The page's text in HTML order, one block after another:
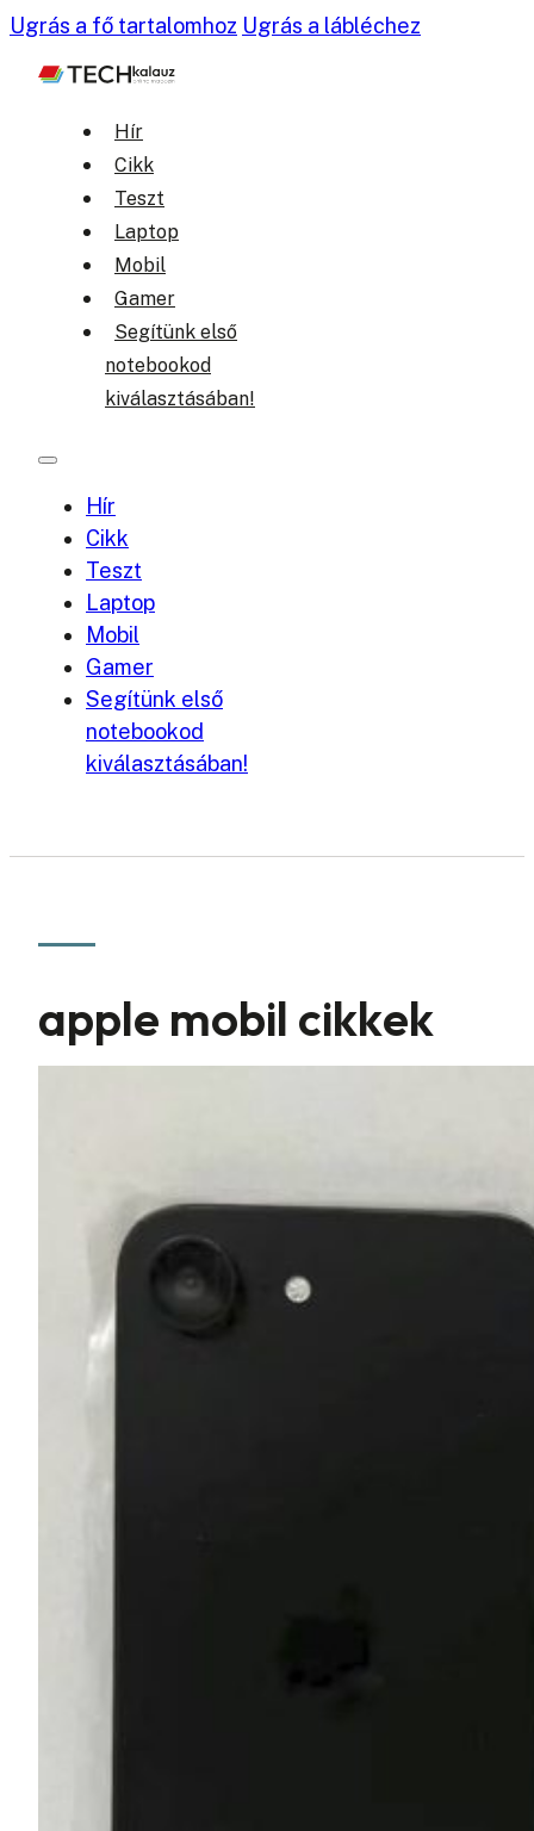
Ugrás a fő tartalomhoz Ugrás a lábléchez
Hír
Cikk
Teszt
Laptop
Mobil
Gamer
Segítünk első
notebookod
kiválasztásában!
Hír
Cikk
Teszt
Laptop
Mobil
Gamer
Segítünk első
notebookod
kiválasztásában!
apple mobil cikkek